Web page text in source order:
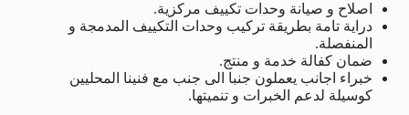
اصلاح و صيانة وحدات تكييف مركزية.
دراية تامة بطريقة تركيب وحدات التكييف المدمجة و
المنفصلة.
ضمان كفالة خدمة و منتج.
خبراء اجانب يعملون جنبا الى جنب مع فنينا المحليين
كوسيلة لدعم الخبرات و تنميتها.